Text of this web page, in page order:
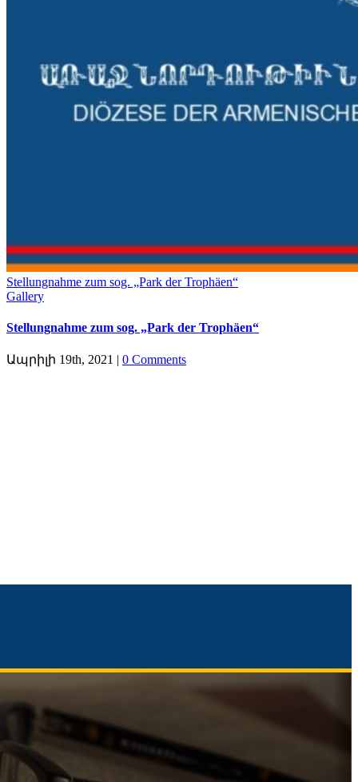
Stellungnahme zum sog. „Park der Trophäen“
Gallery
Stellungnahme zum sog. „Park der Trophäen“
Ապրիլի 19th, 2021 | 0 Comments